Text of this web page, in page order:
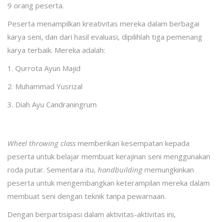
9 orang peserta.
Peserta menampilkan kreativitas mereka dalam berbagai
karya seni, dan dari hasil evaluasi, dipilihlah tiga pemenang
karya terbaik. Mereka adalah:
1. Qurrota Ayun Majid
2. Muhammad Yusrizal
3. Diah Ayu Candraningrum
Wheel throwing class memberikan kesempatan kepada
peserta untuk belajar membuat kerajinan seni menggunakan
roda putar. Sementara itu, handbuilding memungkinkan
peserta untuk mengembangkan keterampilan mereka dalam
membuat seni dengan teknik tanpa pewarnaan.
Dengan berpartisipasi dalam aktivitas-aktivitas ini,